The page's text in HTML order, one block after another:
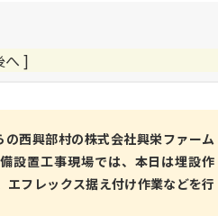
へ ]
西興部村の株式会社興栄ファーム
設置工事現場では、本日は埋設作
エフレックス据え付け作業などを行